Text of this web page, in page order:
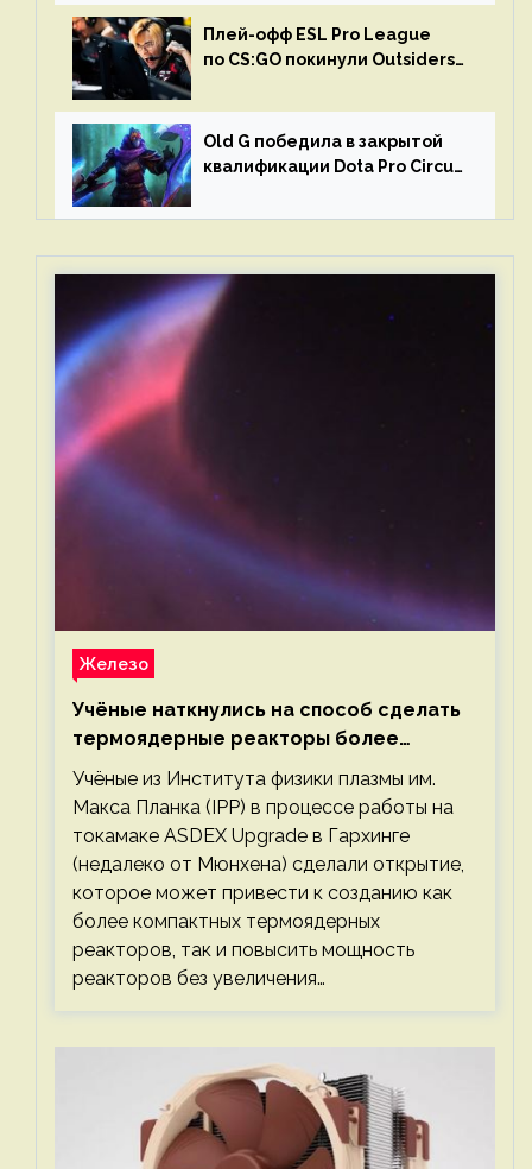
Плей-офф ESL Pro League
по CS:GO покинули Outsiders
Old G победила в закрытой
квалификации Dota Pro Circuit
Железо
Учёные наткнулись на способ сделать
термоядерные реакторы более
компактными или мощными
Учёные из Института физики плазмы им.
Макса Планка (IPP) в процессе работы на
токамаке ASDEX Upgrade в Гархинге
(недалеко от Мюнхена) сделали открытие,
которое может привести к созданию как
более компактных термоядерных
реакторов, так и повысить мощность
реакторов без увеличения…